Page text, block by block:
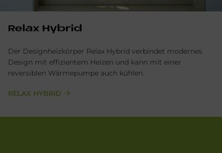
Relax Hybrid
Der Designheizkörper Relax Hybrid verbindet modernes
Design mit effizientem Heizen und kann mit einer
reversiblen Wärmepumpe auch kühlen.
RELAX HYBRID